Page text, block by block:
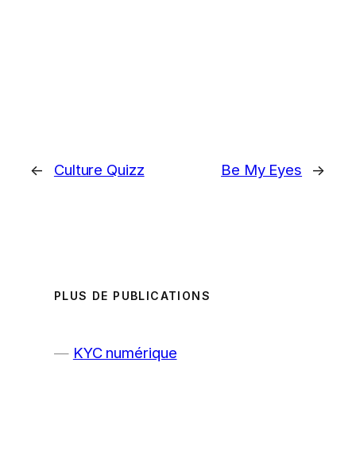
← Culture Quizz Be My Eyes →
PLUS DE PUBLICATIONS
KYC numérique